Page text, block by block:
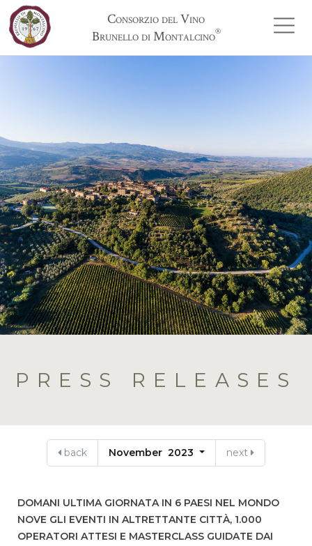
Consorzio del Vino
Brunello di Montalcino®
PRESS RELEASES
back November 2023 next
DOMANI ULTIMA GIORNATA IN 6 PAESI NEL MONDO
NOVE GLI EVENTI IN ALTRETTANTE CITTÀ, 1.000
OPERATORI ATTESI E MASTERCLASS GUIDATE DAI